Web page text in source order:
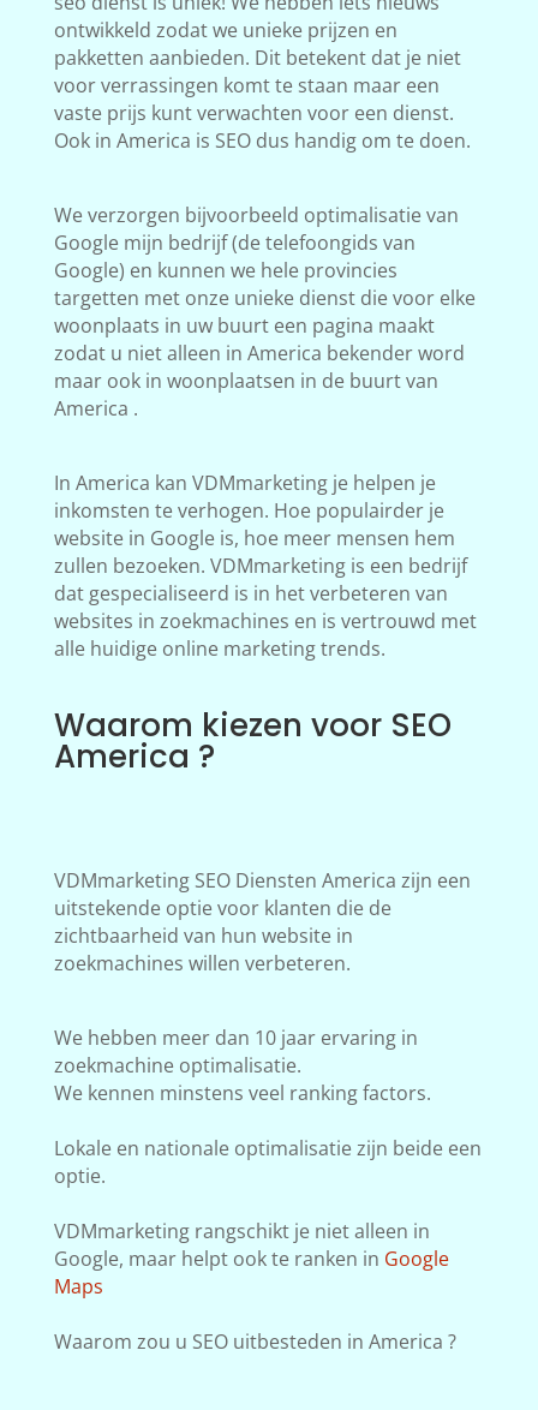
ontwikkeld zodat we unieke prijzen en
pakketten aanbieden. Dit betekent dat je niet
voor verrassingen komt te staan maar een
vaste prijs kunt verwachten voor een dienst.
Ook in America is SEO dus handig om te doen.
We verzorgen bijvoorbeeld optimalisatie van
Google mijn bedrijf (de telefoongids van
Google) en kunnen we hele provincies
targetten met onze unieke dienst die voor elke
woonplaats in uw buurt een pagina maakt
zodat u niet alleen in America bekender word
maar ook in woonplaatsen in de buurt van
America .
In America kan VDMmarketing je helpen je
inkomsten te verhogen. Hoe populairder je
website in Google is, hoe meer mensen hem
zullen bezoeken. VDMmarketing is een bedrijf
dat gespecialiseerd is in het verbeteren van
websites in zoekmachines en is vertrouwd met
alle huidige online marketing trends.
Waarom kiezen voor SEO
America ?
VDMmarketing SEO Diensten America zijn een
uitstekende optie voor klanten die de
zichtbaarheid van hun website in
zoekmachines willen verbeteren.
We hebben meer dan 10 jaar ervaring in
zoekmachine optimalisatie.
We kennen minstens veel ranking factors.
Lokale en nationale optimalisatie zijn beide een
optie.
VDMmarketing rangschikt je niet alleen in
Google, maar helpt ook te ranken in Google
Maps
Waarom zou u SEO uitbesteden in America ?